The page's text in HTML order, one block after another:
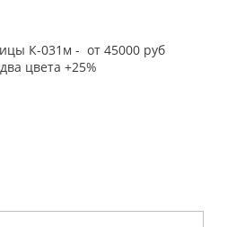
К-031м - от 45000 руб
цвета +25%